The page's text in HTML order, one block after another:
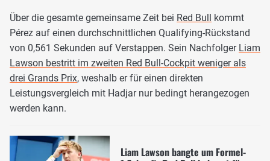
Über die gesamte gemeinsame Zeit bei Red Bull
kommt
Pérez auf einen durchschnittlichen Qualifying-Rückstand
von 0,561 Sekunden auf Verstappen. Sein Nachfolger Liam
Lawson bestritt im zweiten Red Bull-Cockpit weniger als
drei Grands Prix, weshalb er für einen direkten
Leistungsvergleich mit Hadjar nur bedingt herangezogen
werden kann.
Liam Lawson bangte um Formel-